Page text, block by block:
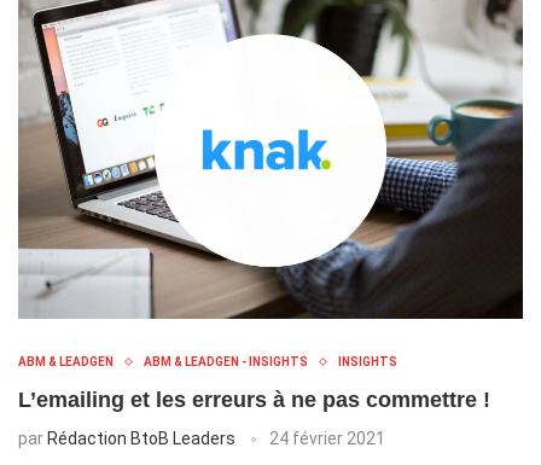
ABM & LEADGEN ABM & LEADGEN - INSIGHTS INSIGHTS
L’emailing et les erreurs à ne pas commettre !
parRédaction BtoB Leaders 24 février 2021